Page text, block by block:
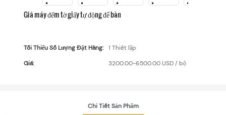
Giá máy đếm tờ giấy tự động để bàn
Tối Thiểu Số Lượng Đặt Hàng:
1 Thiết lập
Giá:
3200.00-6500.00 USD / bộ
Chi Tiết Sản Phẩm